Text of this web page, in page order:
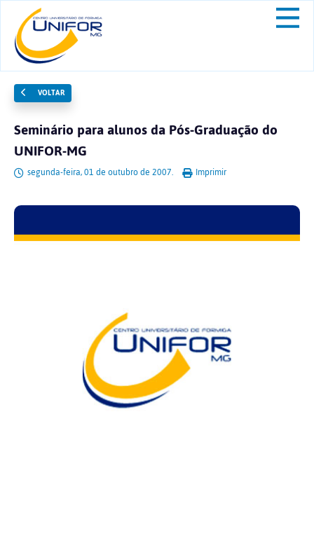
VOLTAR
Seminário para alunos da Pós-Graduação do
UNIFOR-MG
segunda-feira, 01 de outubro de 2007. Imprimir